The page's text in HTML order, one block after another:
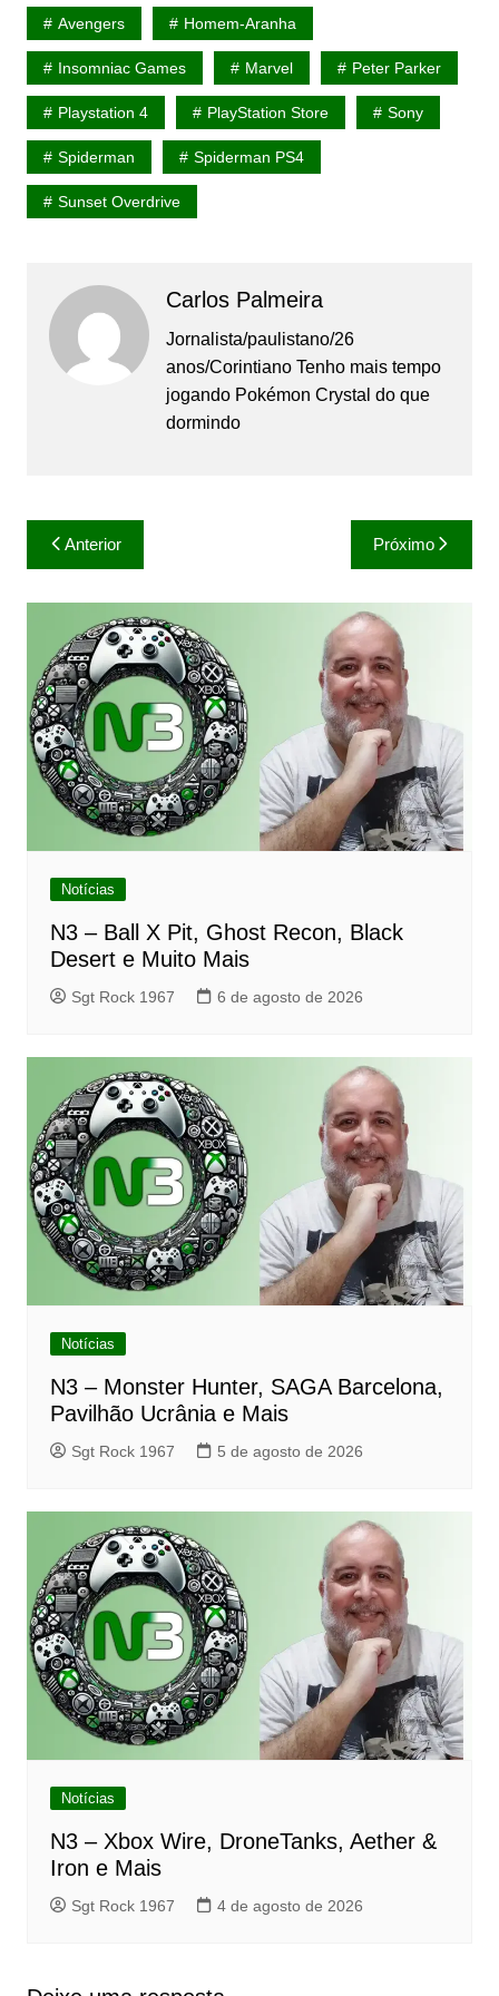
Avengers Homem-Aranha
Insomniac Games Marvel Peter Parker
Playstation 4 PlayStation Store Sony
Spiderman Spiderman PS4
Sunset Overdrive
Carlos Palmeira
Jornalista/paulistano/26
anos/Corintiano Tenho mais tempo
jogando Pokémon Crystal do que
dormindo
Navegação
de
Post
Anterior Próximo
Notícias
N3 – Ball X Pit, Ghost Recon, Black
Desert e Muito Mais
Sgt Rock 1967 6 de agosto de 2026
Notícias
N3 – Monster Hunter, SAGA Barcelona,
Pavilhão Ucrânia e Mais
Sgt Rock 1967 5 de agosto de 2026
Notícias
N3 – Xbox Wire, DroneTanks, Aether &
Iron e Mais
Sgt Rock 1967 4 de agosto de 2026